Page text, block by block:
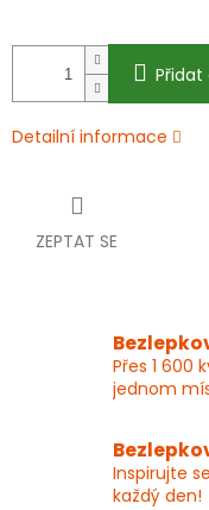
Přidat
Detailní informace
ZEPTAT SE
Přes 1 600
jednom
Inspirujte
každý den!